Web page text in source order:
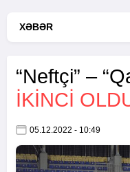
XƏBƏR
“Neftçi” –
IKINCI
05.12.2022 - 10:49